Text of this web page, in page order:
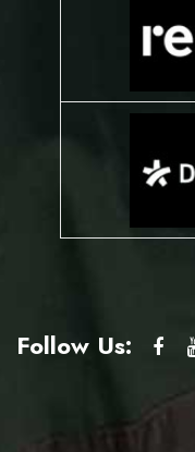
Follow Us: